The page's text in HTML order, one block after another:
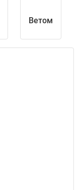
Ветом